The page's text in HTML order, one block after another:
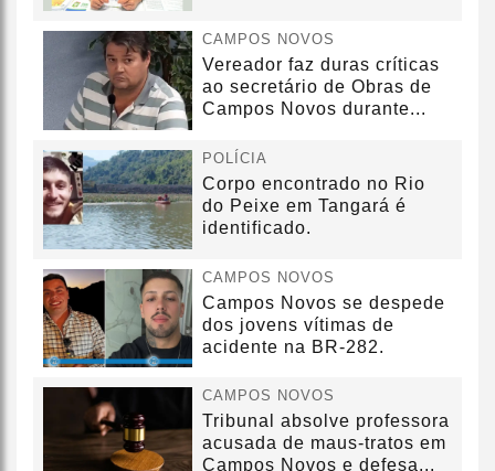
CAMPOS NOVOS
Vereador faz duras críticas
ao secretário de Obras de
Campos Novos durante...
POLÍCIA
Corpo encontrado no Rio
do Peixe em Tangará é
identificado.
CAMPOS NOVOS
Campos Novos se despede
dos jovens vítimas de
acidente na BR-282.
CAMPOS NOVOS
Tribunal absolve professora
acusada de maus-tratos em
Campos Novos e defesa...